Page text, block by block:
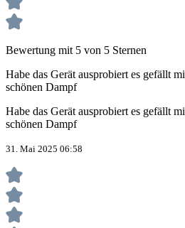
Bewertung mit 5 von 5 Sternen
Habe das Gerät ausprobiert es gefällt
schönen Dampf
Habe das Gerät ausprobiert es gefällt
schönen Dampf
31. Mai 2025 06:58